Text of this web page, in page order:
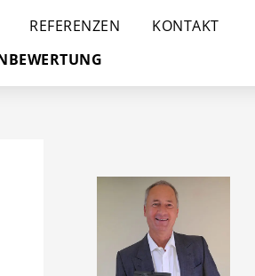
REFERENZEN
KONTAKT